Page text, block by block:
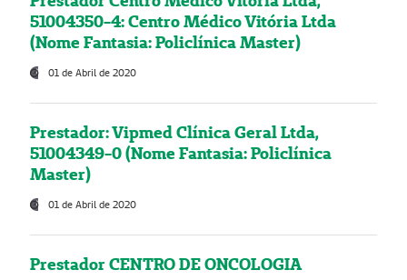
51004350-4: Centro Médico Vitória Ltda
(Nome Fantasia: Policlínica Master)
01 de Abril de 2020
Prestador: Vipmed Clínica Geral Ltda,
51004349-0 (Nome Fantasia: Policlínica
Master)
01 de Abril de 2020
Prestador CENTRO DE ONCOLOGIA